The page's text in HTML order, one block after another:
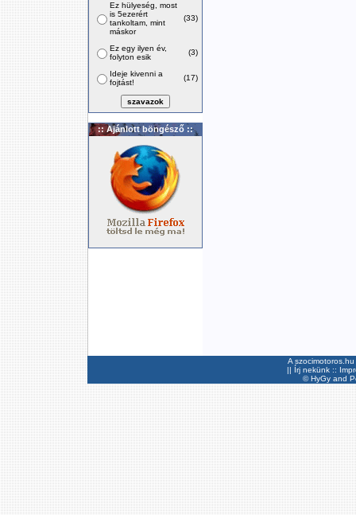
Ez hülyeség, most
is 5ezerért
tankoltam, mint
máskor
(33)
Ez egy ilyen év,
folyton esik
(3)
Ideje kivenni a
fojtást!
(17)
:: Ajánlott böngésző ::
A
|| Írj nekünk ::
©HyGyand